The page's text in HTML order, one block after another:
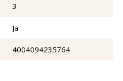
3
Ja
4004094235764